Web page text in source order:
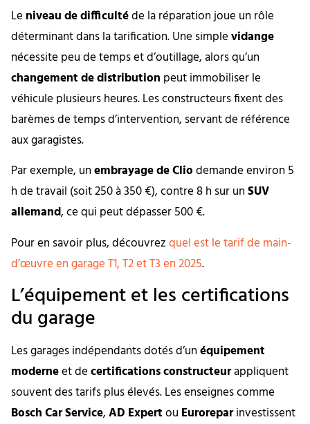
Le niveau de difficultéde la réparation joue un rôle
déterminant dans la tarification. Une simplevidange
nécessite peu de temps et d’outillage, alors qu’un
changement de distribution peut immobiliser le
véhicule plusieurs heures. Les constructeurs fixent des
barèmes de temps d’intervention, servant de référence
aux garagistes.
Par exemple, unembrayage de Cliodemande environ 5
h de travail (soit 250 à 350 €), contre 8 h sur unSUV
allemand, ce qui peut dépasser 500 €.
Pour en savoir plus, découvrezquel est le tarif de main-
d’œuvre en garage T1, T2 et T3 en 2025.
L’équipement et les certifications
du garage
Les garages indépendants dotés d’unéquipement
moderneet decertifications constructeurappliquent
souvent des tarifs plus élevés. Les enseignes comme
Bosch Car Service,AD Expertou Euroreparinvestissent